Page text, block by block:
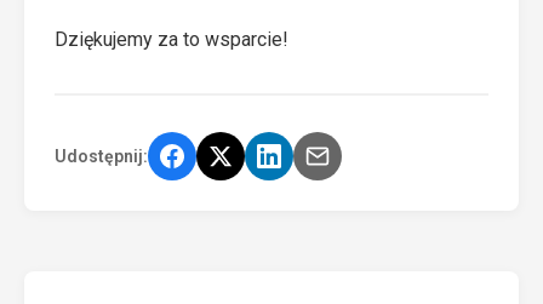
Dziękujemy za to wsparcie!
Udostępnij: